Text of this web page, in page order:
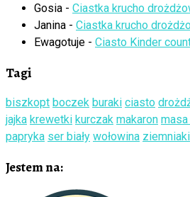
Gosia - Ciastka krucho
Janina - Ciastka krucho
Ewagotuje - Ciasto Kinder
Tagi
biszkopt boczek buraki ciasto
jajka krewetki kurczak makaron
papryka ser biały wołowina ziemniaki
Jestem na: